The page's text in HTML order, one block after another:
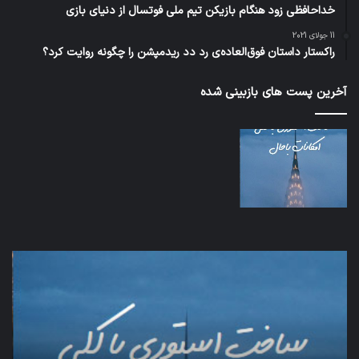
خداحافظی زود هنگام بازیکن تیم ملی فوتسال از دنیای بازی
11 جولای 2021
راکستار داستان فوق‌العاده‌ی رد دد ریدمپشن را چگونه روایت کرد؟
آخرین پست های بازبینی شده